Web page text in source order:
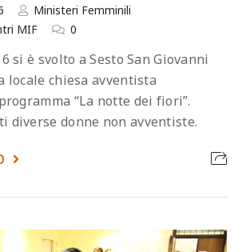
Ministeri Femminili
MIF 0
si è svolto a Sesto San Giovanni
locale chiesa avventista
“La notte dei fiori”.
diverse donne non avventiste.